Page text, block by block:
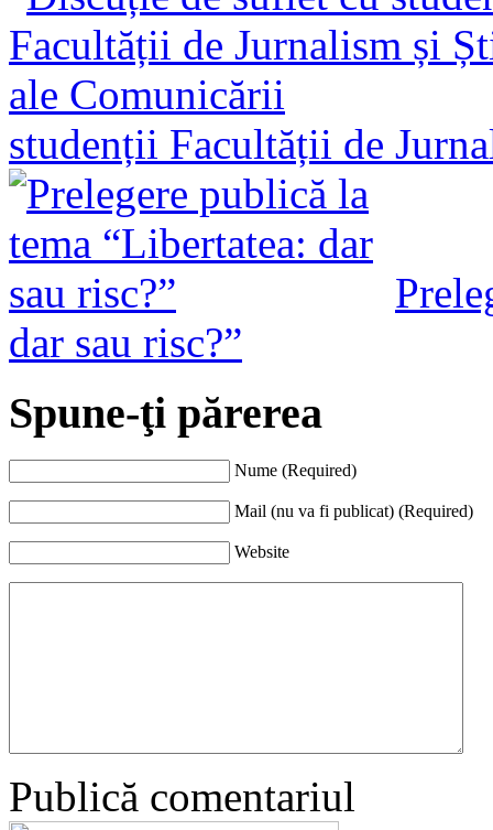
studenții Facultății de
dar sau risc?”
Spune-ţi părerea
Nume (Required)
Mail (nu va fi publicat) (Required)
Website
Publică comentariul